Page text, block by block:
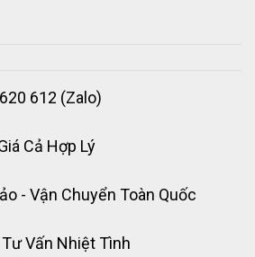
612 (Zalo)
Cả Hợp Lý
- Vận Chuyển Toàn Quốc
Vấn Nhiệt Tình